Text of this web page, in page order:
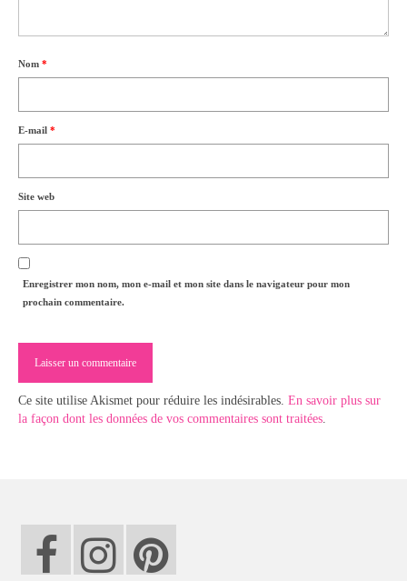
Nom *
E-mail *
Site web
Enregistrer mon nom, mon e-mail et mon site dans le navigateur pour mon
prochain commentaire.
Ce site utilise Akismet pour réduire les indésirables. En savoir plus sur
la façon dont les données de vos commentaires sont traitées